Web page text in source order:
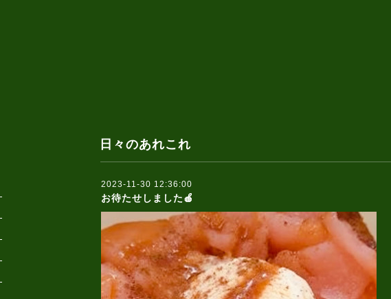
日々のあれこれ
2023-11-30 12:36:00
お待たせしました🍎